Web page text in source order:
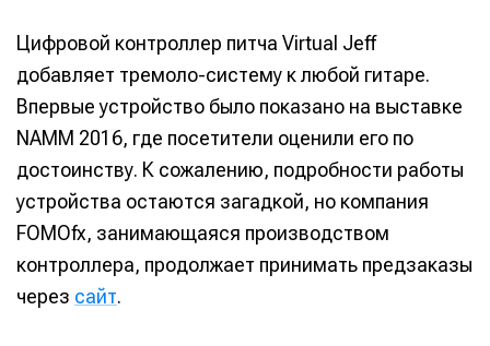
Цифровой контроллер питча Virtual Jeff
добавляет тремоло-систему к любой гитаре.
Впервые устройство было показано на выставке
NAMM 2016, где посетители оценили его по
достоинству. К сожалению, подробности работы
устройства остаются загадкой, но компания
FOMOfx, занимающаяся производством
контроллера, продолжает принимать предзаказы
через сайт.